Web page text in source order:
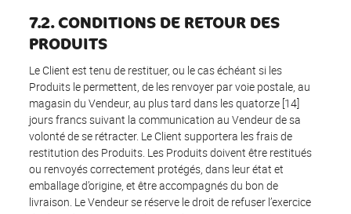
7.2. CONDITIONS DE RETOUR DES
PRODUITS
Le Client est tenu de restituer, ou le cas échéant si les
Produits le permettent, de les renvoyer par voie postale, au
magasin du Vendeur, au plus tard dans les quatorze [14]
jours francs suivant la communication au Vendeur de sa
volonté de se rétracter. Le Client supportera les frais de
restitution des Produits. Les Produits doivent être restitués
ou renvoyés correctement protégés, dans leur état et
emballage d’origine, et être accompagnés du bon de
livraison. Le Vendeur se réserve le droit de refuser l’exercice